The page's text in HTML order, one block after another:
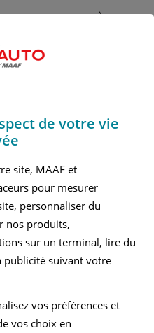
Rechercher À propos
auto MAAF
2
(2010 -
véhicule
véhicules
de votre vie
site, MAAF et
pour mesurer
personnaliser du
nos produits,
sur un terminal, lire du
publicité suivant votre
vos préférences et
vos choix en